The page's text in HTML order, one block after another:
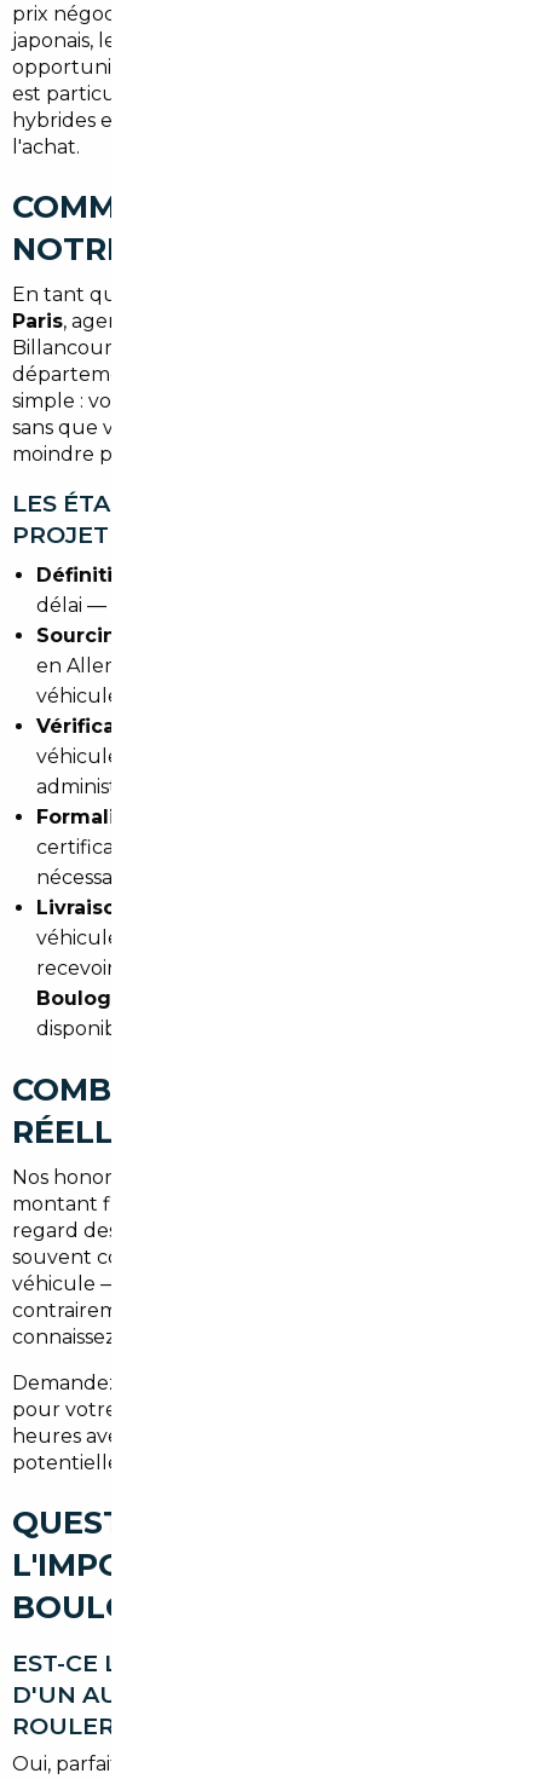
prix négociables. Pour les véhicules coréens ou
japonais, les Pays-Bas offrent souvent des
opportunités inattendues. La Belgique, quant à elle,
est particulièrement compétitive sur les véhicules
hybrides et électriques grâce à sa fiscalité favorable à
l'achat.
COMMENT FONCTIONNE
NOTRE ACCOMPAGNEMENT
En tant que
Paris, agence la plus proche de Boulogne-
Billancourt, nous couvrons l'ensemble du
département des Hauts-de-Seine. Notre rôle est
simple : vous trouver le bon véhicule, au bon prix,
sans que vous ayez à vous déplacer ni à gérer la
moindre paperasse.
LES ÉTAPES CONCRÈTES DE VOTRE
PROJET D'IMPORT
Définition du besoin
délai — on cadre votre projet en un seul échange.
Sourcing européen
en Allemagne, Belgique et Pays-Bas identifie les
véhicules correspondant à vos critères.
Vérification et sécurisation
véhicule, état mécanique, conformité
administrative — rien n'est laissé au hasard.
Formalités d'immatriculation
certificat de conformité, le contrôle technique si
nécessaire, et la demande de carte grise.
Livraison
véhicule à notre
recevoir
Boulogne-Billancourt
disponibles selon vos préférences.
COMBIEN ÇA COÛTE
RÉELLEMENT ?
Nos honoraires de courtage démarrent à
montant fixe et transparent, sans surprise. Mis en
regard des économies réalisées sur le prix d'achat —
souvent comprises entre
véhicule — la balance est clairement favorable. Et
contrairement à un achat en concession, vous
connaissez à l'avance exactement ce que vous payez.
Demandez un
pour votre projet : nous vous répondons sous 24
heures avec une estimation honnête des économies
potentielles sur votre modèle cible.
QUESTIONS FRÉQUENTES SUR
L'IMPORT AUTOMOBILE À
BOULOGNE-BILLANCOURT
EST-CE LÉGAL D'IMPORTER UNE VOITURE
D'UN AUTRE PAYS EUROPÉEN POUR
ROULER EN FRANCE ?
Oui, parfaitement légal. Au sein de l'Union